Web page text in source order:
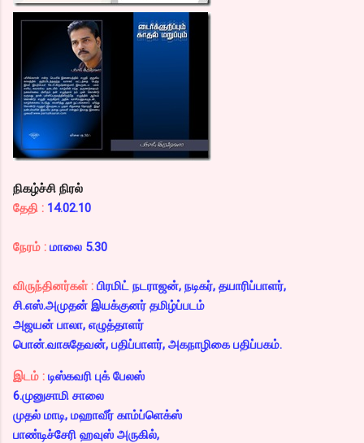
நிகழ்ச்சி நிரல்
தேதி : 14.02.10
நேரம் : மாலை 5.30
விருந்தினர்கள் : பிரமிட் நடராஜன், நடிகர், தயாரிப்பாளர்,
சி.எஸ்.அமுதன் இயக்குனர் தமிழ்ப்படம்
அஜயன் பாலா, எழுத்தாளர்
பொன்.வாசுதேவன், பதிப்பாளர், அகநாழிகை பதிப்பகம்.
இடம் : டிஸ்கவரி புக் பேலஸ்
6.முனுசாமி சாலை
முதல் மாடி, மஹாவீர் காம்ப்ளெக்ஸ்
பாண்டிச்சேரி ஹவுஸ் அருகில்,